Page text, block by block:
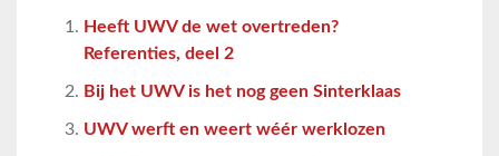
Heeft UWV de wet overtreden?
Referenties, deel 2
Bij het UWV is het nog geen Sinterklaas
UWV werft en weert wéér werklozen